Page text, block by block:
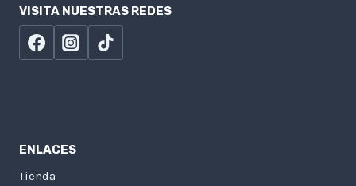
VISITA NUESTRAS REDES
ENLACES
Tienda